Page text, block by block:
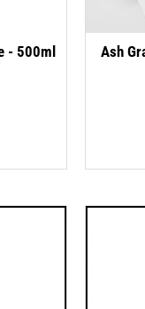
NOVINKA
- 500ml
Ash